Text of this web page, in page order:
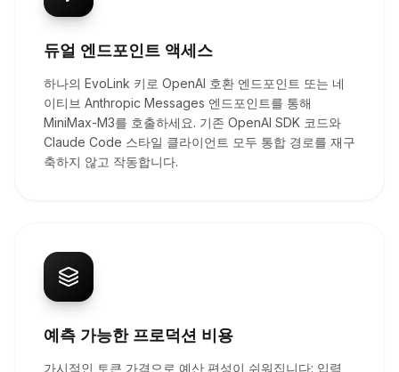
듀얼 엔드포인트 액세스
하나의 EvoLink 키로 OpenAI 호환 엔드포인트 또는 네
이티브 Anthropic Messages 엔드포인트를 통해
MiniMax-M3를 호출하세요. 기존 OpenAI SDK 코드와
Claude Code 스타일 클라이언트 모두 통합 경로를 재구
축하지 않고 작동합니다.
예측 가능한 프로덕션 비용
가시적인 토큰 가격으로 예산 편성이 쉬워집니다: 입력